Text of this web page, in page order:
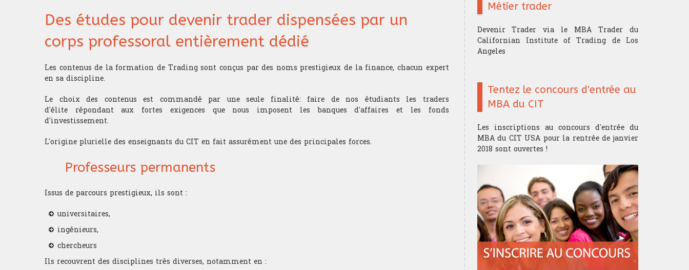
Des études pour devenir trader dispensées par un
corps professoral entièrement dédié
Les contenus de la formation de Trading sont conçus par des noms prestigieux de la finance, chacun expert
en sa discipline.
Le choix des contenus est commandé par une seule finalité: faire de nos étudiants les traders
d'élite répondant aux fortes exigences que nous imposent les banques d'affaires et les fonds
d'investissement.
L'origine plurielle des enseignants du CIT en fait assurément une des principales forces.
Professeurs permanents
Issus de parcours prestigieux, ils sont :
universitaires,
ingénieurs,
chercheurs
Ils recouvrent des disciplines très diverses, notamment en :
Métier trader
Devenir Trader via le MBA Trader du
Californian Institute of Trading de Los
Angeles
Tentez le concours d'entrée au
MBA du CIT
Les inscriptions au concours d'entrée du
MBA du CIT USA pour la rentrée de janvier
2018 sont ouvertes !